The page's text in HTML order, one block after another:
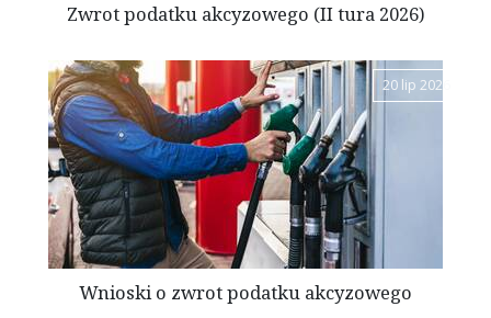
Zwrot podatku akcyzowego (II tura 2026)
20 lip 2026
Wnioski o zwrot podatku akcyzowego